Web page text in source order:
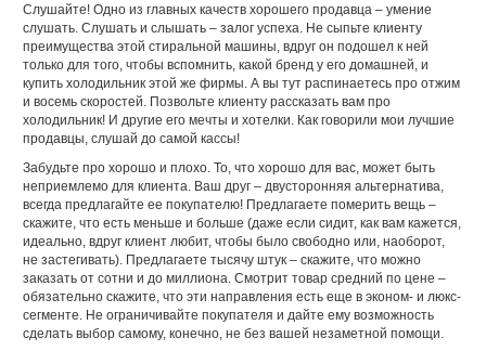
Слушайте! Одно из главных качеств хорошего продавца – умение
слушать. Слушать и слышать – залог успеха. Не сыпьте клиенту
преимущества этой стиральной машины, вдруг он подошел к ней
только для того, чтобы вспомнить, какой бренд у его домашней, и
купить холодильник этой же фирмы. А вы тут распинаетесь про отжим
и восемь скоростей. Позвольте клиенту рассказать вам про
холодильник! И другие его мечты и хотелки. Как говорили мои лучшие
продавцы, слушай до самой кассы!
Забудьте про хорошо и плохо. То, что хорошо для вас, может быть
неприемлемо для клиента. Ваш друг – двусторонняя альтернатива,
всегда предлагайте ее покупателю! Предлагаете померить вещь –
скажите, что есть меньше и больше (даже если сидит, как вам кажется,
идеально, вдруг клиент любит, чтобы было свободно или, наоборот,
не застегивать). Предлагаете тысячу штук – скажите, что можно
заказать от сотни и до миллиона. Смотрит товар средний по цене –
обязательно скажите, что эти направления есть еще в эконом- и люкс-
сегменте. Не ограничивайте покупателя и дайте ему возможность
сделать выбор самому, конечно, не без вашей незаметной помощи.